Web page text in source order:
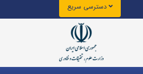
دسترسی سریع